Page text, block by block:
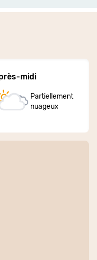
midi
Partiellement
nuageux